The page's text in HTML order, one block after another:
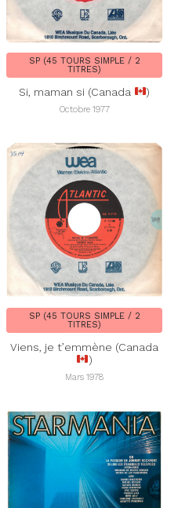
SP (45 TOURS SIMPLE / 2
TITRES)
Si, maman si (Canada )
Octobre 1977
SP (45 TOURS SIMPLE / 2
TITRES)
Viens, je t’emmène (Canada
)
Mars 1978